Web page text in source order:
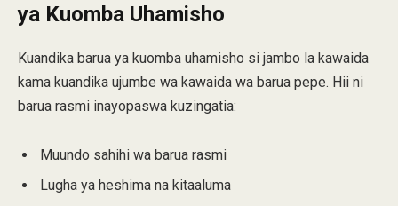
ya Kuomba Uhamisho
Kuandika barua ya kuomba uhamisho si jambo la kawaida
kama kuandika ujumbe wa kawaida wa barua pepe. Hii ni
barua rasmi inayopaswa kuzingatia:
Muundo sahihi wa barua rasmi
Lugha ya heshima na kitaaluma